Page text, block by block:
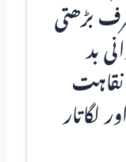
بڑھتی
بد
لگاتار